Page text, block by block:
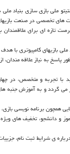
ملی بازی سازی بنیاد ملی
تخصصی در صنعت
نموده و فرصت تازه ای برای
ملی بازیهای کامپیوتری با
به نیاز علاقه مندان،
با تجربه و متخصص، در
گردد و به آموزش جنبه
همچون برنامه نویسی
و دانشجو، تخفیف های